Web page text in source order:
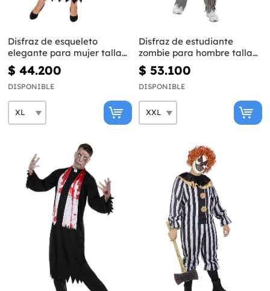
Disfraz de esqueleto
elegante para mujer talla
grande
$ 44.200
DISPONIBLE
Disfraz de estudiante
zombie para hombre talla
grande
$ 53.100
DISPONIBLE